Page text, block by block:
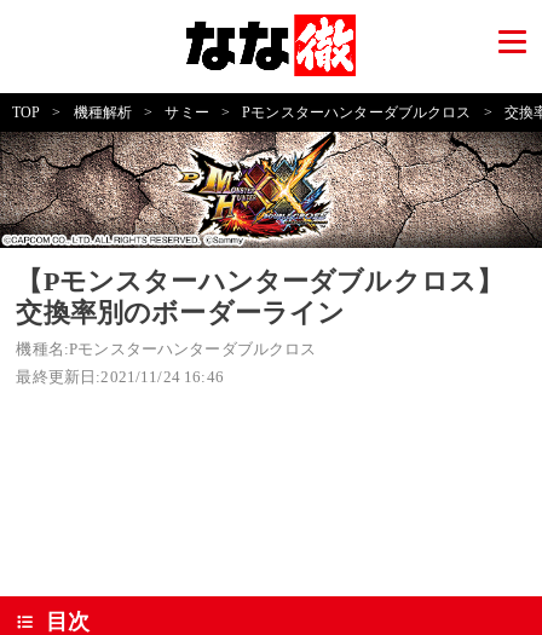
TOP > 機種解析 > サミー > Pモンスターハンターダブルクロス > 交換
【Pモンスターハンターダブルクロス】
交換率別のボーダーライン
機種名:Pモンスターハンターダブルクロス
最終更新日:2021/11/24 16:46
目次